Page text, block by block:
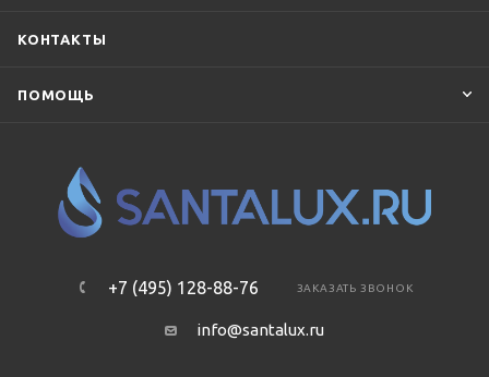
КОНТАКТЫ
ПОМОЩЬ
+7 (495) 128-88-76 ЗАКАЗАТЬ ЗВОНОК
info@santalux.ru